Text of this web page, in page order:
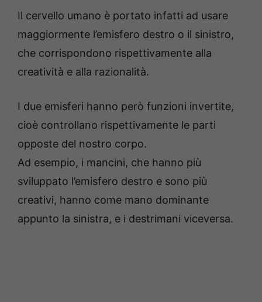
Il cervello umano è portato infatti ad usare
maggiormente l’emisfero destro o il sinistro,
che corrispondono rispettivamente alla
creatività e alla razionalità.
I due emisferi hanno però funzioni invertite,
cioè controllano rispettivamente le parti
opposte del nostro corpo.
Ad esempio, i mancini, che hanno più
sviluppato l’emisfero destro e sono più
creativi, hanno come mano dominante
appunto la sinistra, e i destrimani viceversa.